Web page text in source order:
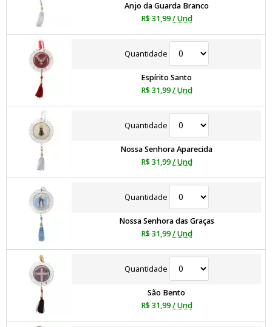
Anjo da Guarda Branco
R$ 31,99 / Und
Quantidade
Espírito Santo
R$ 31,99 / Und
Quantidade
Nossa Senhora Aparecida
R$ 31,99 / Und
Quantidade
Nossa Senhora das Graças
R$ 31,99 / Und
Quantidade
São Bento
R$ 31,99 / Und